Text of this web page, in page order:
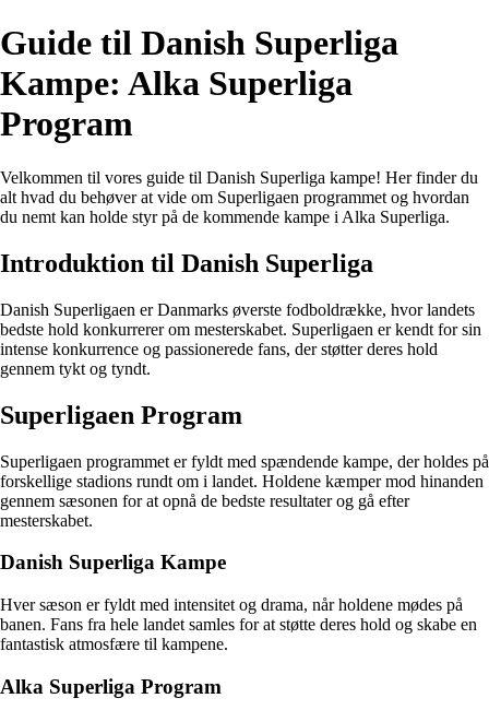
Guide til Danish Superliga
Kampe: Alka Superliga
Program
Velkommen til vores guide til Danish Superliga kampe! Her finder du
alt hvad du behøver at vide om Superligaen programmet og hvordan
du nemt kan holde styr på de kommende kampe i Alka Superliga.
Introduktion til Danish Superliga
Danish Superligaen er Danmarks øverste fodboldrække, hvor landets
bedste hold konkurrerer om mesterskabet. Superligaen er kendt for sin
intense konkurrence og passionerede fans, der støtter deres hold
gennem tykt og tyndt.
Superligaen Program
Superligaen programmet er fyldt med spændende kampe, der holdes på
forskellige stadions rundt om i landet. Holdene kæmper mod hinanden
gennem sæsonen for at opnå de bedste resultater og gå efter
mesterskabet.
Danish Superliga Kampe
Hver sæson er fyldt med intensitet og drama, når holdene mødes på
banen. Fans fra hele landet samles for at støtte deres hold og skabe en
fantastisk atmosfære til kampene.
Alka Superliga Program